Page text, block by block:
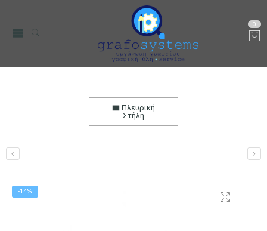
0
Μικρο-Συσκευές Κουζίνας
Μπουκάλια Μπουκάλια Γυάλινα
Πλευρική
Στήλη
-14%